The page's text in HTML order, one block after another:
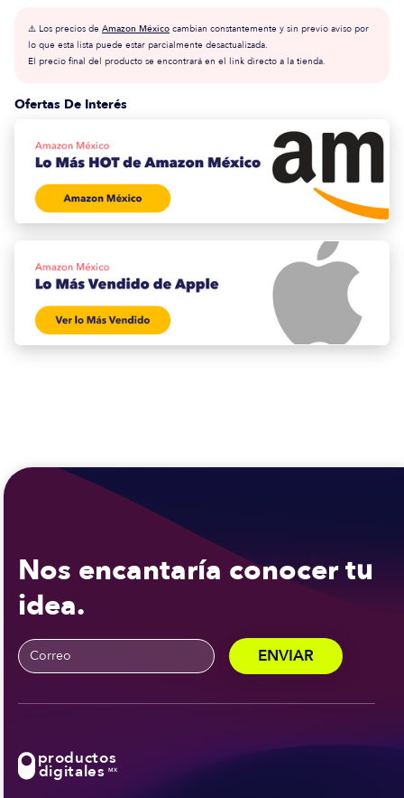
⚠️ Los precios de Amazon México cambian constantemente y sin previo aviso por
lo que esta lista puede estar parcialmente desactualizada.
El precio final del producto se encontrará en el link directo a la tienda.
Ofertas De Interés
Nos encantaría conocer tu
idea.
productos
digitales MX